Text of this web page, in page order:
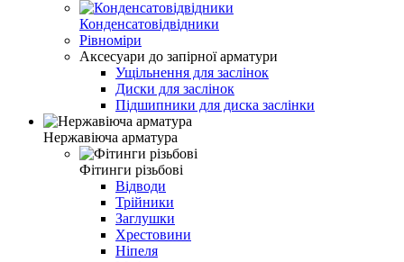
Конденсатовідвідники
Рівноміри
Аксесуари до запірної арматури
Ущільнення для заслінок
Диски для заслінок
Підшипники для диска заслінки
Нержавіюча арматура
Фітинги різьбові
Відводи
Трійники
Заглушки
Хрестовини
Ніпеля